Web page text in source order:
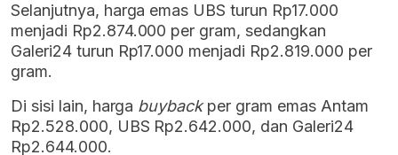
Selanjutnya, harga emas UBS turun Rp17.000
menjadi Rp2.874.000 per gram, sedangkan
Galeri24 turun Rp17.000 menjadi Rp2.819.000 per
gram.
Di sisi lain, harga buybackper gram emas Antam
Rp2.528.000, UBS Rp2.642.000, dan Galeri24
Rp2.644.000.